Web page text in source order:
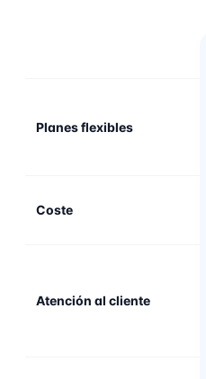
Planes flexibles
Coste
Atención al cliente